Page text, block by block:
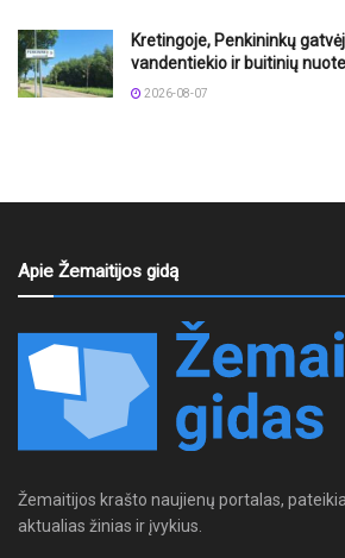
Kretingoje, Penkininkų
vandentiekio ir buitinių
2026-08-07
Apie Žemaitijos gidą
Žemaitijos krašto naujienų portalas,
aktualias žinias ir įvykius.